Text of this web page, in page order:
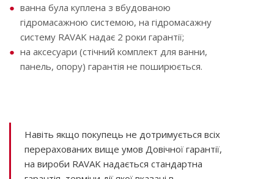
ванна була куплена з вбудованою
гідромасажною системою, на гідромасажну
систему RAVAK надає 2 роки гарантії;
на аксесуари (стічний комплект для ванни,
панель, опору) гарантія не поширюється.
Навіть якщо покупець не дотримується всіх
перерахованих вище умов Довічної гарантії,
на вироби RAVAK надається стандартна